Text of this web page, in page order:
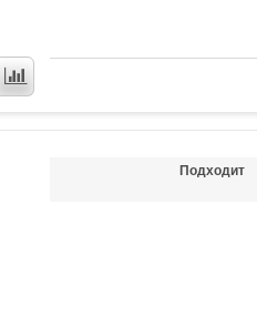
Подходит